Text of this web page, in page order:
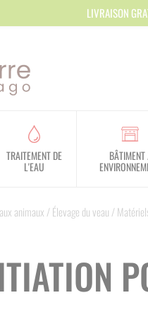
TRAITEMENT DE
L'EAU
animaux /Élevage du veau /
LIVRAISON